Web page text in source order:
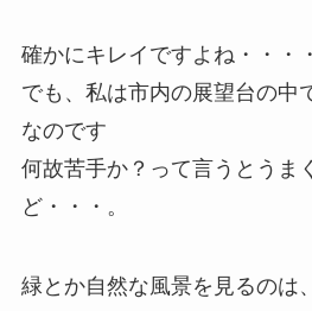
確かにキレイですよね・・・
でも、私は市内の展望台の中
なのです
何故苦手か？って言うとうま
ど・・・。
緑とか自然な風景を見るのは